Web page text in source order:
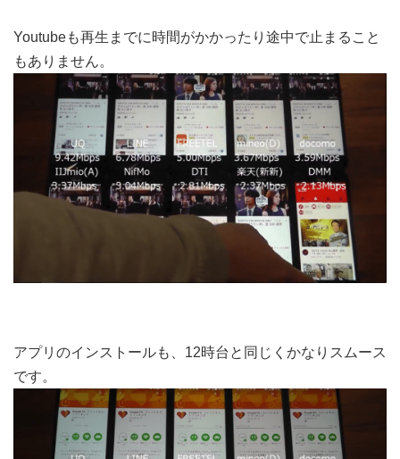
Youtubeも再生までに時間がかかったり途中で止まること
もありません。
アプリのインストールも、12時台と同じくかなりスムース
です。